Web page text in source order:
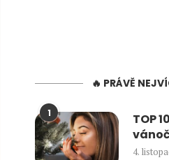
🔥 PRÁVĚ
1
TOP
4.